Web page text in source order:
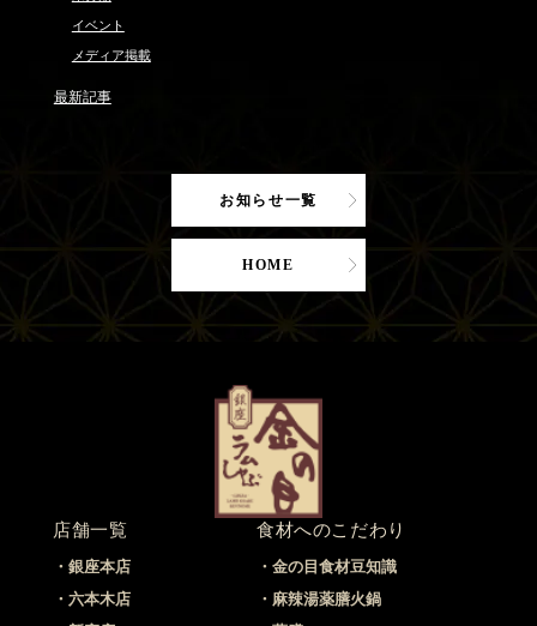
イベント
メディア掲載
最新記事
お知らせ一覧
HOME
店舗一覧
銀座本店
六本木店
食材へのこだわり
金の目食材豆知識
麻辣湯薬膳火鍋